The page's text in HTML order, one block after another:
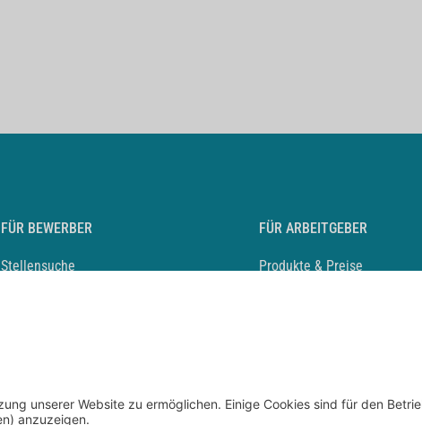
FÜR BEWERBER
Stellensuche
Durchsuchen Sie den Stellenkatalog
FÜR ARBEITGEBER
Produkte & Preise